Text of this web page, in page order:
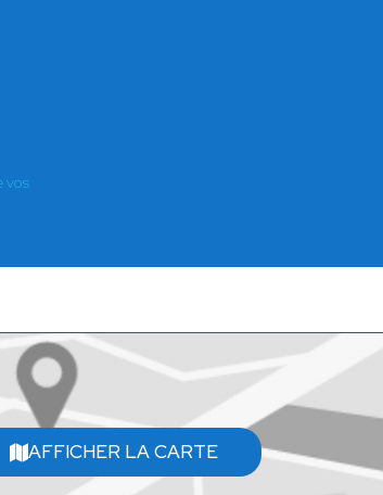
vos
AFFICHER LA CARTE